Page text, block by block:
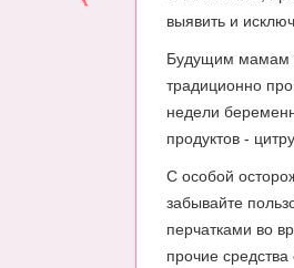
выявить и
Будущим мамам
традиционно
недели
продуктов -
С особой
забывайте
перчатками во
прочие